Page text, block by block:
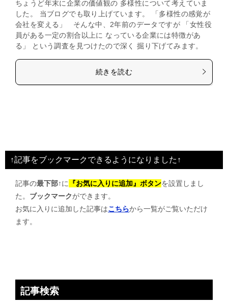
ちょうど年末に企業の価値観の 多様性について考えていま
した。 当ブログでも取り上げています。 「多様性の感覚が
会社を変える」 そんな中、2年前のデータですが 「女性役
員がある一定の割合以上に なっている企業には特徴があ
る」 という調査を見つけたので深く 掘り下げてみます。
続きを読む
↑記事をブックマークできるようになりました↑
記事の最下部↑に 『お気に入りに追加』ボタンを設置しまし
た。 ブックマークができます。
お気に入りに追加した記事はこちらから一覧がご覧いただけ
ます。
記事検索